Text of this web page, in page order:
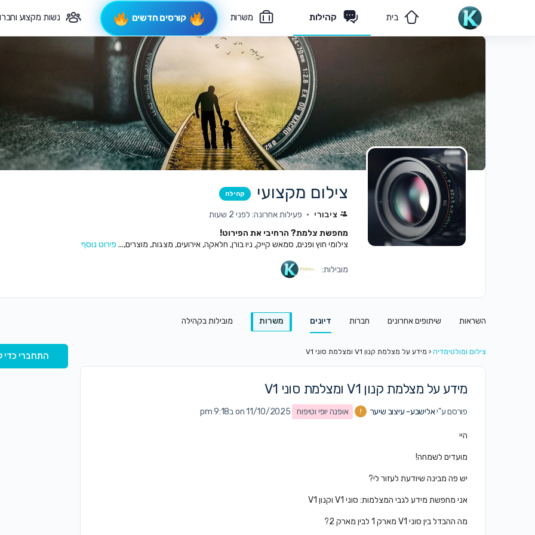
בית קהילות משרות קורסים חדשים נשות מקצוע
הצוות שלנו פיקוח תורני צרי קשר
צילום מקצועי קהילה
ציבורי
פעילות אחרונה: לפני 2 שעות
מחפשת צלמת? הרחיבי את הפירוט!
צילומי חוץ ופנים, סמאש קייק, ניו בורן, חלאקה, אירועים, מצגות, מוצרים,... פירוט נוסף
מובילות:
השראות שיתופים אחרונים חברות דיונים משרות מובילות בקהילה
צילום ומולטימדיה ‹ מידע על מצלמת קנון V1 ומצלמת סוני V1
מידע על מצלמת קנון V1 ומצלמת סוני V1
פורסם ע"יאלישבע- עיצוב שיער אופנה יופי וטיפוח on 11/10/2025 ב9:18 pm
היי
מועדים לשמחה!
יש פה מבינה שיודעת לעזור לי?
אני מחפשת מידע לגבי המצלמות: סוני V1 וקנון V1
מה ההבדל בין סוני V1 מארק 1 לבין מארק 2?
התחברי כדי